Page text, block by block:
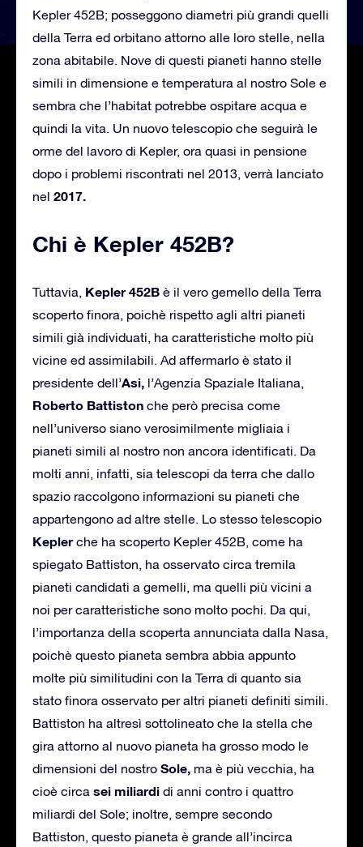
Kepler 452B; posseggono diametri più grandi quelli
della Terra ed orbitano attorno alle loro stelle, nella
zona abitabile. Nove di questi pianeti hanno stelle
simili in dimensione e temperatura al nostro Sole e
sembra che l’habitat potrebbe ospitare acqua e
quindi la vita. Un nuovo telescopio che seguirà le
orme del lavoro di Kepler, ora quasi in pensione
dopo i problemi riscontrati nel 2013, verrà lanciato
nel 2017.
Chi è Kepler 452B?
Tuttavia, Kepler 452B è il vero gemello della Terra
scoperto finora, poichè rispetto agli altri pianeti
simili già individuati, ha caratteristiche molto più
vicine ed assimilabili. Ad affermarlo è stato il
presidente dell’Asi, l’Agenzia Spaziale Italiana,
Roberto Battiston che però precisa come
nell’universo siano verosimilmente migliaia i
pianeti simili al nostro non ancora identificati. Da
molti anni, infatti, sia telescopi da terra che dallo
spazio raccolgono informazioni su pianeti che
appartengono ad altre stelle. Lo stesso telescopio
Keplerche ha scoperto Kepler 452B, come ha
spiegato Battiston, ha osservato circa tremila
pianeti candidati a gemelli, ma quelli più vicini a
noi per caratteristiche sono molto pochi. Da qui,
l’importanza della scoperta annunciata dalla Nasa,
poichè questo pianeta sembra abbia appunto
molte più similitudini con la Terra di quanto sia
stato finora osservato per altri pianeti definiti simili.
Battiston ha altresì sottolineato che la stella che
gira attorno al nuovo pianeta ha grosso modo le
dimensioni del nostro Sole, ma è più vecchia, ha
cioè circa sei miliardi di anni contro i quattro
miliardi del Sole; inoltre, sempre secondo
Battiston, questo pianeta è grande all’incirca